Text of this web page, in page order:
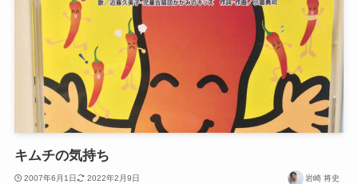
キムチの気持ち
2007年6月1日 2022年2月9日 岩崎 将史